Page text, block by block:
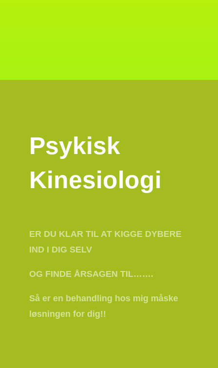
Psykisk
Kinesiologi
ER DU KLAR TIL AT KIGGE DYBERE
IND I DIG SELV
OG FINDE ÅRSAGEN TIL…….
Så er en behandling hos mig måske
løsningen for dig!!